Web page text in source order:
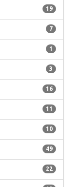
19
7
1
3
16
11
10
49
22